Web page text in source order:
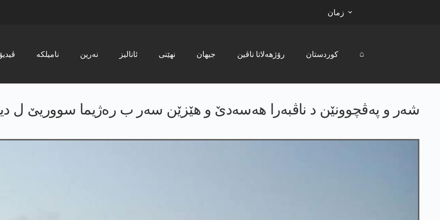
زمان
ڤیدیۆ نامیلکە نەرین ئانالیز نھێنی جیھان رۆژھەلاتا ناڤین کوردستان ⌂
شەر و پەڤچوونێن د ناڤبەرا ھەسەدێ و ھێزێن سەر ب رەژیما سووریێ ل